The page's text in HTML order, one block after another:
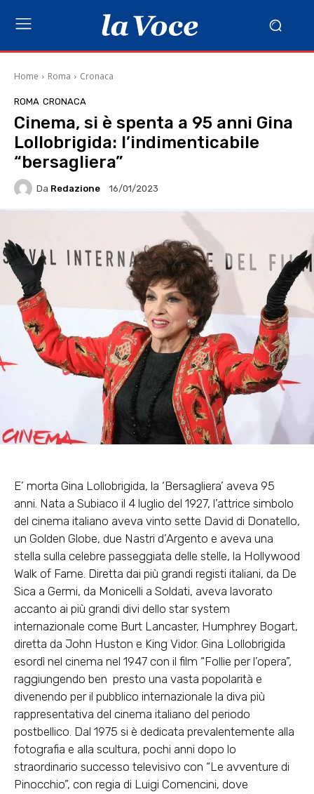
Home Roma Cronaca
ROMA CRONACA
Cinema, si è spenta a 95 anni Gina
Lollobrigida: l’indimenticabile
“bersagliera”
Da Redazione 16/01/2023
E’ morta Gina Lollobrigida, la ‘Bersagliera’ aveva 95
anni. Nata a Subiaco il 4 luglio del 1927, l’attrice simbolo
del cinema italiano aveva vinto sette David di Donatello,
un Golden Globe, due Nastri d’Argento e aveva una
stella sulla celebre passeggiata delle stelle, la Hollywood
Walk of Fame. Diretta dai più grandi registi italiani, da De
Sica a Germi, da Monicelli a Soldati, aveva lavorato
accanto ai più grandi divi dello star system
internazionale come Burt Lancaster, Humphrey Bogart,
diretta da John Huston e King Vidor. Gina Lollobrigida
esordì nel cinema nel 1947 con il film “Follie per l’opera”,
raggiungendo ben presto una vasta popolarità e
divenendo per il pubblico internazionale la diva più
rappresentativa del cinema italiano del periodo
postbellico. Dal 1975 si è dedicata prevalentemente alla
fotografia e alla scultura, pochi anni dopo lo
straordinario successo televisivo con “Le avventure di
Pinocchio”, con regia di Luigi Comencini, dove